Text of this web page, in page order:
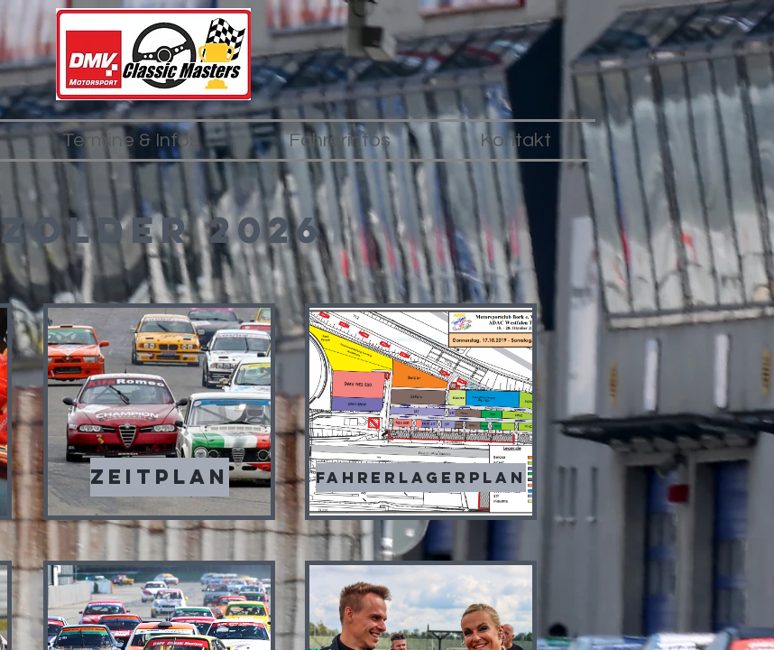
Termine & Infos Fahrerinfos Kontakt
Zolder 2026
Zeitplan Fahrerlagerplan